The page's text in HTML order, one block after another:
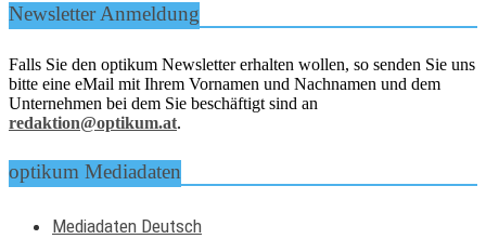
Newsletter Anmeldung
Falls Sie den optikum Newsletter erhalten wollen, so senden Sie uns
bitte eine eMail mit Ihrem Vornamen und Nachnamen und dem
Unternehmen bei dem Sie beschäftigt sind an
redaktion@optikum.at.
optikum Mediadaten
Mediadaten Deutsch